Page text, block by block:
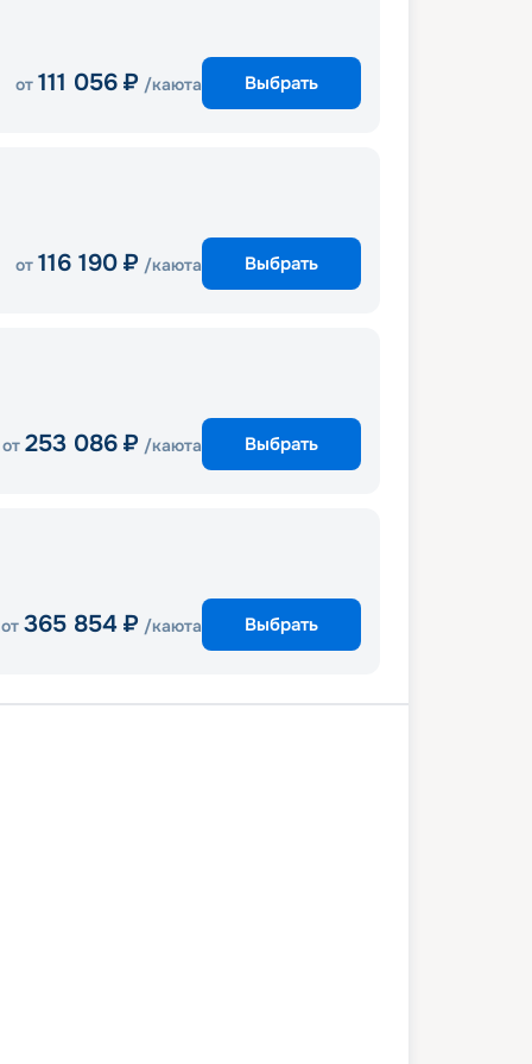
от 111 056 ₽ /каюта Выбрать
от 116 190 ₽ /каюта Выбрать
от 253 086 ₽ /каюта Выбрать
от 365 854 ₽ /каюта Выбрать